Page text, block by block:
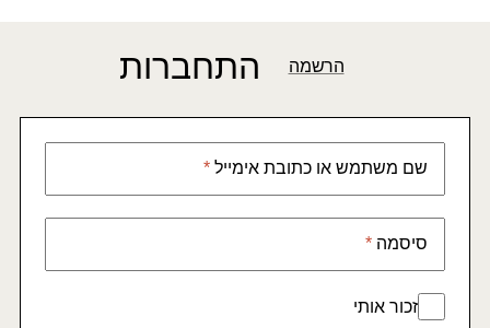
הרשמה התחברות
שם משתמש או כתובת אימייל *
סיסמה *
זכור אותי